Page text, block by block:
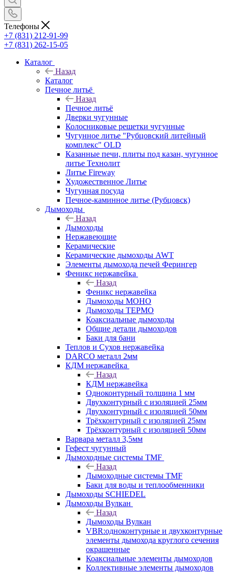
Телефоны
+7 (831) 212-91-99
+7 (831) 262-15-05
Каталог
Назад
Каталог
Печное литьё
Назад
Печное литьё
Дверки чугунные
Колосниковые решетки чугунные
Чугунное литье "Рубцовский литейный
комплекс" OLD
Казанные печи, плиты под казан, чугунное
литье Технолит
Литье Fireway
Художественное Литье
Чугунная посуда
Печное-каминное литье (Рубцовск)
Дымоходы
Назад
Дымоходы
Нержавеющие
Керамические
Керамические дымоходы AWT
Элементы дымохода печей Ферингер
Феникс нержавейка
Назад
Феникс нержавейка
Дымоходы МОНО
Дымоходы ТЕРМО
Коаксиальные дымоходы
Общие детали дымоходов
Баки для бани
Теплов и Сухов нержавейка
DARCO металл 2мм
КДМ нержавейка
Назад
КДМ нержавейка
Одноконтурный толщина 1 мм
Двухконтурный с изоляцией 25мм
Двухконтурный с изоляцией 50мм
Трёхконтурный с изоляцией 25мм
Трёхконтурный с изоляцией 50мм
Варвара металл 3,5мм
Гефест чугунный
Дымоходные системы TMF
Назад
Дымоходные системы TMF
Баки для воды и теплообменники
Дымоходы SCHIEDEL
Дымоходы Вулкан
Назад
Дымоходы Вулкан
VBR:одноконтурные и двухконтурные
элементы дымохода круглого сечения
окрашенные
Коаксиальные элементы дымоходов
Коллективные элементы дымоходов